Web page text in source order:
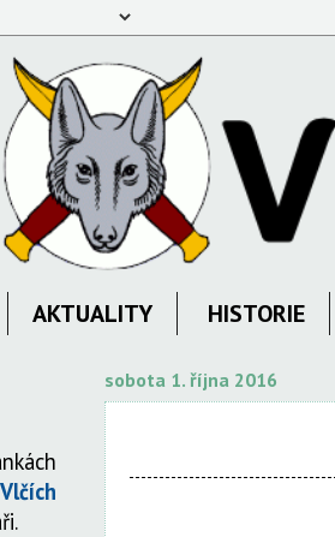
AKTUALITY HISTORIE
sobota 1. října 2016
Vlčích